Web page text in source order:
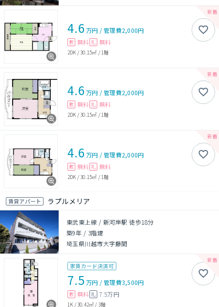
4.6 万円 /管理費2,000円
敷 無料 礼 無料
2DK /30.15㎡ / 1階
4.6 万円 /管理費2,000円
敷 無料 礼 無料
2DK /30.15㎡ / 1階
4.6 万円 /管理費2,000円
敷 無料 礼 無料
2DK /30.15㎡ / 1階
賃貸アパート ラプルメリア
東武東上線 / 新河岸駅 徒歩18分
築9年 / 3階建
埼玉県川越市大字藤間
家賃カード決済可
7.5 万円 /管理費3,500円
敷 無料 礼 7.5万円
1K /30.42㎡ / 3階